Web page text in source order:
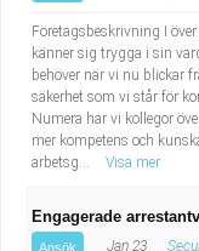
Företagsbeskrivning I
känner sig trygga i sin
behöver när vi nu blickar
säkerhet som vi står för
Numera har vi kollegor
mer kompetens och
arbetsg...
Visa mer
Engagerade
Ansök Jan 23